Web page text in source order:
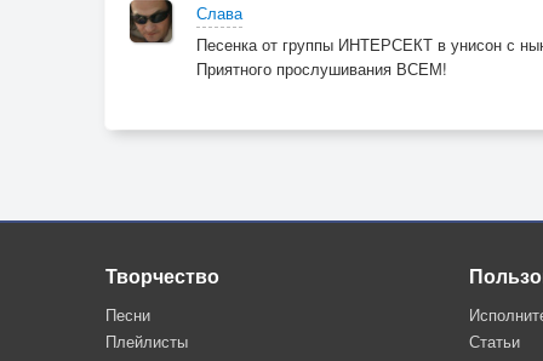
Слава
Песенка от группы ИНТЕРСЕКТ в унисон с
Приятного прослушивания ВСЕМ!
Творчество
Песни
Плейлисты
Статьи